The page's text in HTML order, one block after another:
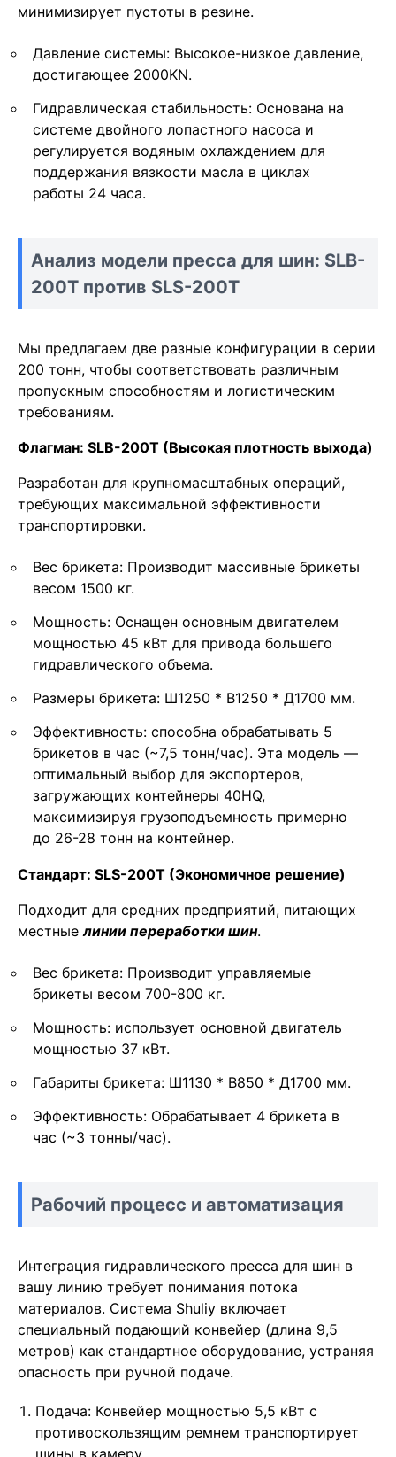
минимизирует пустоты в резине.
Давление системы: Высокое-низкое давление,
достигающее 2000KN.
Гидравлическая стабильность: Основана на
системе двойного лопастного насоса и
регулируется водяным охлаждением для
поддержания вязкости масла в циклах
работы 24 часа.
Анализ модели пресса для шин: SLB-
200T против SLS-200T
Мы предлагаем две разные конфигурации в серии
200 тонн, чтобы соответствовать различным
пропускным способностям и логистическим
требованиям.
Флагман: SLB-200T (Высокая плотность выхода)
Разработан для крупномасштабных операций,
требующих максимальной эффективности
транспортировки.
Вес брикета: Производит массивные брикеты
весом 1500 кг.
Мощность: Оснащен основным двигателем
мощностью 45 кВт для привода большего
гидравлического объема.
Размеры брикета: Ш1250 * В1250 * Д1700 мм.
Эффективность: способна обрабатывать 5
брикетов в час (~7,5 тонн/час). Эта модель —
оптимальный выбор для экспортеров,
загружающих контейнеры 40HQ,
максимизируя грузоподъемность примерно
до 26-28 тонн на контейнер.
Стандарт: SLS-200T (Экономичное решение)
Подходит для средних предприятий, питающих
местные линии переработки шин.
Вес брикета: Производит управляемые
брикеты весом 700-800 кг.
Мощность: использует основной двигатель
мощностью 37 кВт.
Габариты брикета: Ш1130 * В850 * Д1700 мм.
Эффективность: Обрабатывает 4 брикета в
час (~3 тонны/час).
Рабочий процесс и автоматизация
Интеграция гидравлического пресса для шин в
вашу линию требует понимания потока
материалов. Система Shuliy включает
специальный подающий конвейер (длина 9,5
метров) как стандартное оборудование, устраняя
опасность при ручной подаче.
Подача: Конвейер мощностью 5,5 кВт с
противоскользящим ремнем транспортирует
шины в камеру.